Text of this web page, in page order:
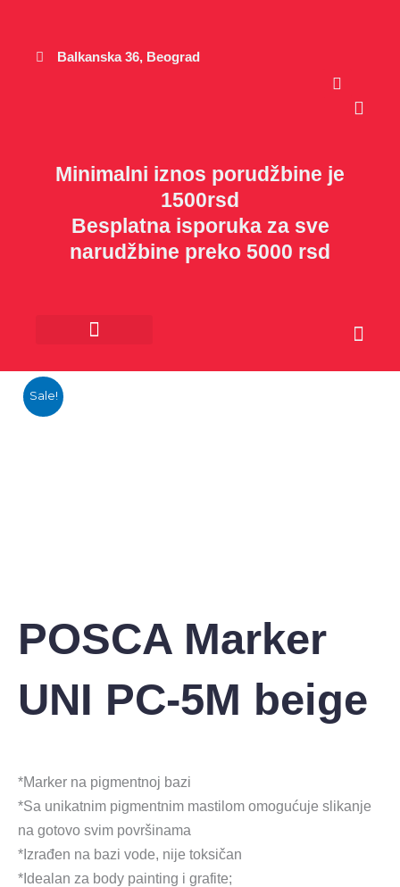
садржајBalkanska 36, Beograd
Cart
Minimalni iznos porudžbine je
1500rsd
Besplatna isporuka za sve
narudžbine preko 5000 rsd
Cart
Sale!
POSCA Marker
UNI PC-5M beige
*Marker na pigmentnoj bazi
*Sa unikatnim pigmentnim mastilom omogućuje slikanje
na gotovo svim površinama
*Izrađen na bazi vode, nije toksičan
*Idealan za body painting i grafite;